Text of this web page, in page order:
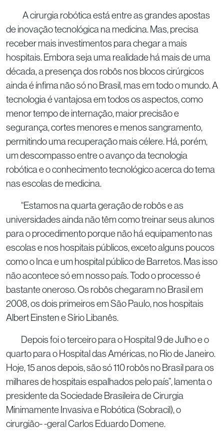
A cirurgia robótica está entre as grandes apostas
de inovação tecnológica na medicina. Mas, precisa
receber mais investimentos para chegar a mais
hospitais. Embora seja uma realidade há mais de uma
década, a presença dos robôs nos blocos cirúrgicos
ainda é ínfima não só no Brasil, mas em todo o mundo. A
tecnologia é vantajosa em todos os aspectos, como
menor tempo de internação, maior precisão e
segurança, cortes menores e menos sangramento,
permitindo uma recuperação mais célere. Há, porém,
um descompasso entre o avanço da tecnologia
robótica e o conhecimento tecnológico acerca do tema
nas escolas de medicina.
“Estamos na quarta geração de robôs e as
universidades ainda não têm como treinar seus alunos
para o procedimento porque não há equipamento nas
escolas e nos hospitais públicos, exceto alguns poucos
como o Inca e um hospital público de Barretos. Mas isso
não acontece só em nosso país. Todo o processo é
bastante oneroso. Os robôs chegaram no Brasil em
2008, os dois primeiros em São Paulo, nos hospitais
Albert Einsten e Sírio Libanês.
Depois foi o terceiro para o Hospital 9 de Julho e o
quarto para o Hospital das Américas, no Rio de Janeiro.
Hoje, 15 anos depois, são só 110 robôs no Brasil para os
milhares de hospitais espalhados pelo país”, lamenta o
presidente da Sociedade Brasileira de Cirurgia
Minimamente Invasiva e Robótica (Sobracil), o
cirurgião- -geral Carlos Eduardo Domene.